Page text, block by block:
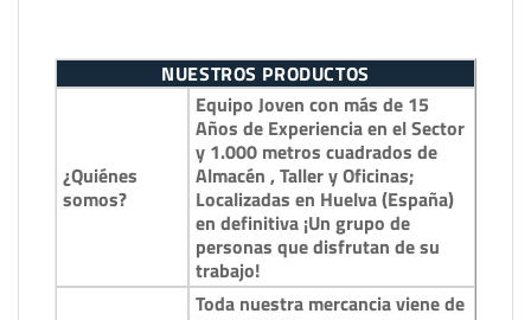
NUESTROS PRODUCTOS
¿Quiénes
somos?
Equipo Joven con más de 15
Años de Experiencia en el Sector
y 1.000 metros cuadrados de
Almacén , Taller y Oficinas;
Localizadas en Huelva (España)
en definitiva ¡Un grupo de
personas que disfrutan de su
trabajo!
Toda nuestra mercancia viene de